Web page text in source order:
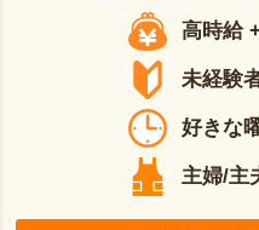
高時給
未経験
好きな
主婦/主